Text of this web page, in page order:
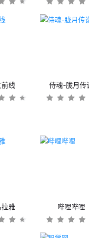
线 侍魂-胧月传
雅 哔哩哔哩